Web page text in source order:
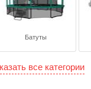
Батуты
все категории